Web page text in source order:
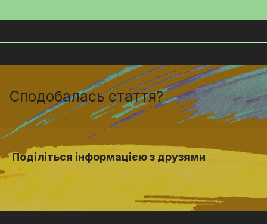
Сподобалась стаття?
Поділіться інформацією з друзями